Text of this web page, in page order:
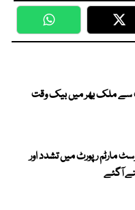
WhatsApp
کا 16 اگست سے ملک بھر میں بیک وقت
مارٹم رپورٹ میں تشدد اور
آگئے